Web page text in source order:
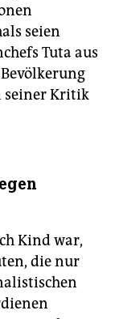
seien
Tuta aus
seiner Kritik
Kind war,
die nur